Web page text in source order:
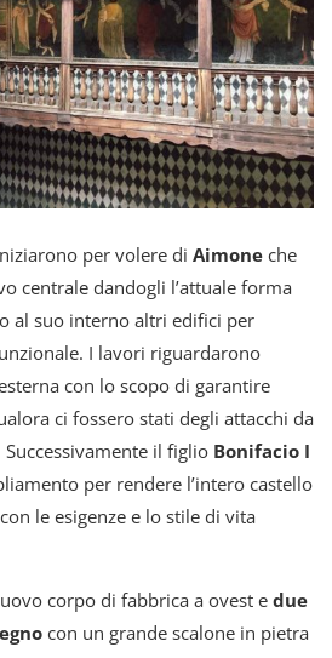
per volere di Aimone che
centrale dandogli l’attuale forma
al suo interno altri edifici per
I lavori riguardarono
con lo scopo di garantire
ci fossero stati degli attacchi da
il figlio Bonifacio I
per rendere l’intero castello
le esigenze e lo stile di vita
corpo di fabbrica a ovest e due
con un grande scalone in pietra